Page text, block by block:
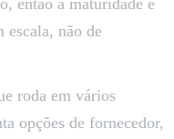
então a maturidade e
escala, não de
roda em vários
opções de fornecedor,